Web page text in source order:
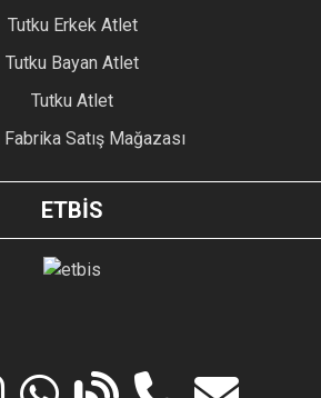
Tutku Erkek Atlet
Tutku Bayan Atlet
Tutku Atlet
Fabrika Satış Mağazası
ETBİS